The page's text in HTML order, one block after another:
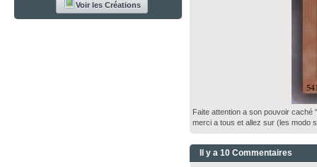
Voir les Créations
Faite attention a son pouvoir
merci a tous et allez sur (les modo
Il y a 10 Commentaires